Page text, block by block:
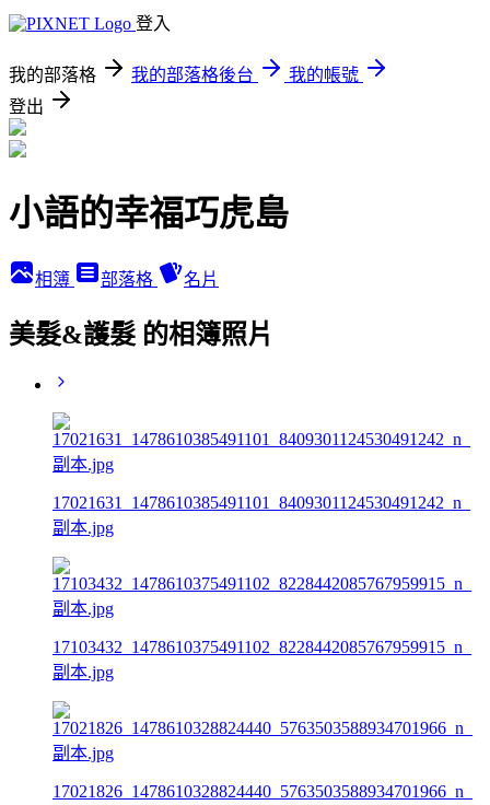
登入
我的部落格 我的部落格後台
我的帳號
登出
小語的幸福巧虎島
相簿 部落格 名片
美髮&護髮 的相簿照片
17021631_1478610385491101_8409301124530491242_n_
副本.jpg
17103432_1478610375491102_8228442085767959915_n_
副本.jpg
17021826_1478610328824440_5763503588934701966_n_